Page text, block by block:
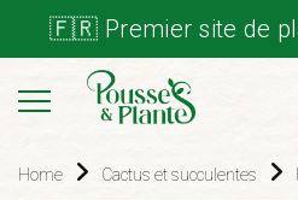
🇫🇷 Premier site de
Home Cactus et succulentes